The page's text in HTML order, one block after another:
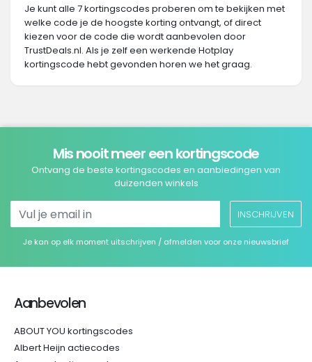
Je kunt alle 7 kortingscodes proberen om te bekijken met
welke code je de hoogste korting ontvangt, of direct
kiezen voor de code die wordt aanbevolen door
TrustDeals.nl. Als je zelf een werkende Hotplay
kortingscode hebt gevonden horen we het graag.
Mis nooit meer een kortingscode
Ontvang de beste kortingscodes en aanbiedingen van
duizenden winkels
INSCHRIJVEN
Je kan op elk moment uitschrijven / afmelden voor onze nieuwsbrief
Aanbevolen
ABOUT YOU kortingscodes
Albert Heijn actiecodes